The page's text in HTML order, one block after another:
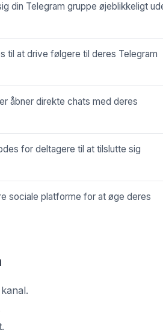
din Telegram gruppe øjeblikkeligt
til at drive følgere til deres Telegram
åbner direkte chats med deres
for deltagere til at tilslutte sig
sociale platforme for at øge deres